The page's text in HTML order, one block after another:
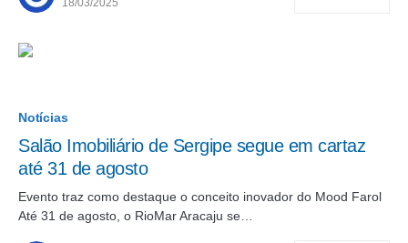
Notícias
Salão Imobiliário de Sergipe segue em cartaz
até 31 de agosto
Evento traz como destaque o conceito inovador do Mood Farol
Até 31 de agosto, o RioMar Aracaju se…